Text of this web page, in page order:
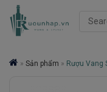
Skip
Search
» Sản phẩm » Rượu Vang